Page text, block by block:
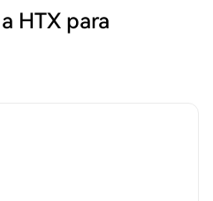
HTX para